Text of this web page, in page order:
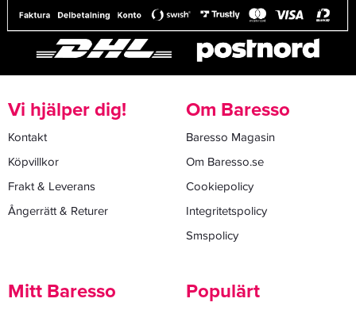
Vi hjälper dig!
Kontakt
Köpvillkor
Frakt & Leverans
Ångerrätt & Returer
Om Baresso
Baresso Magasin
Om Baresso.se
Cookiepolicy
Integritetspolicy
Smspolicy
Mitt Baresso Populärt